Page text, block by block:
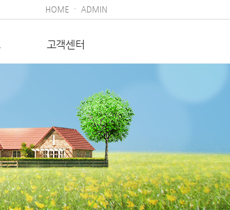
HOME · ADMIN
고객센터